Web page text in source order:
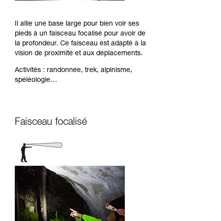
Il allie une base large pour bien voir ses
pieds à un faisceau focalisé pour avoir de
la profondeur. Ce faisceau est adapté à la
vision de proximité et aux déplacements.
Activités : randonnée, trek, alpinisme,
spéléologie…
Faisceau focalisé